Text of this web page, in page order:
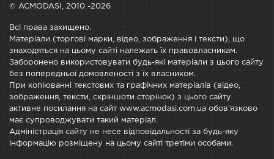
© ACMODASI, 2010 -2026
Всі права захищено.
Матеріали (торгові марки, відео, зображення і тексти), що
знаходяться на цьому сайті належать їх правовласникам.
Заборонено використовувати будь-які матеріали з цього сайту
без попередньої домовленості з їх власником.
При копіюванні текстових та графічних матеріалів (відео,
зображення, тексти, скріншоти сторінок) з цього сайту
активне посилання на сайт www.acmodasi.com.ua обов'язково
має супроводжувати такий матеріал.
Адміністрація сайту не несе відповідальності за будь-яку
інформацію розміщену на цьому сайті третіми особами.